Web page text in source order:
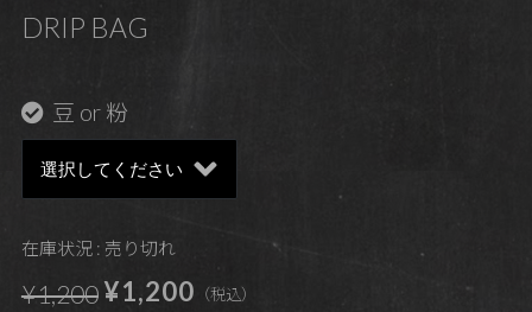
DRIP BAG
豆 or 粉
在庫状況 : 売り切れ
¥1,200¥1,200 （税込）